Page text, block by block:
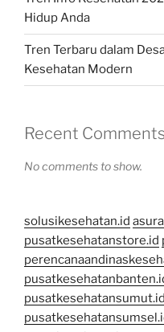
Hidup Anda
Tren Terbaru dalam
Kesehatan Modern
Recent Comments
No comments to show.
solusikesehatan.id
pusatkesehatanstore.id
pusatkesehatansumut.id